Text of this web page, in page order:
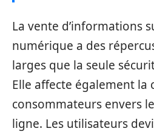
La vente d’informations
numérique a des
larges que la seule
Elle affecte également la
consommateurs envers
ligne. Les utilisateurs